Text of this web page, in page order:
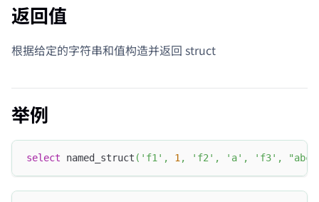
返回值
根据给定的字符串和值构造并返回 struct
举例
select named_struct ( 'f1' , 1, 'f2' , 'a' , 'f3' , "abc"